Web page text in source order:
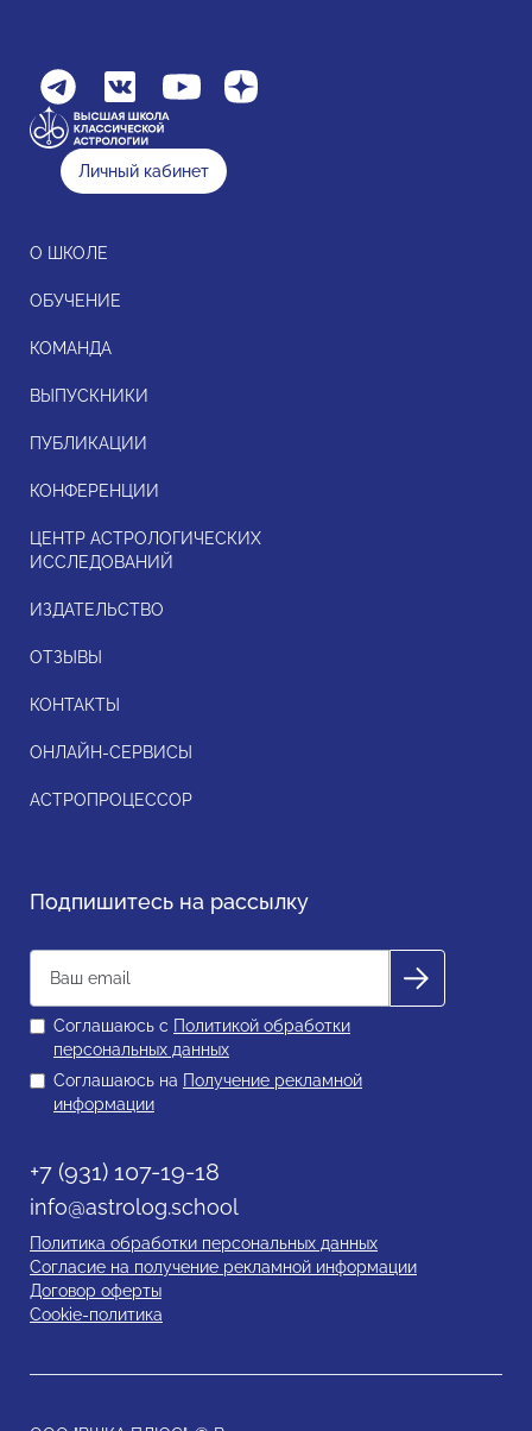
Личный кабинет
О ШКОЛЕ
ОБУЧЕНИЕ
КОМАНДА
ВЫПУСКНИКИ
ПУБЛИКАЦИИ
КОНФЕРЕНЦИИ
ЦЕНТР АСТРОЛОГИЧЕСКИХ
ИССЛЕДОВАНИЙ
ИЗДАТЕЛЬСТВО
ОТЗЫВЫ
КОНТАКТЫ
ОНЛАЙН-СЕРВИСЫ
АСТРОПРОЦЕССОР
Подпишитесь на рассылку
Соглашаюсь с Политикой обработки
персональных данных
Соглашаюсь на Получение рекламной
информации
+7 (931) 107-19-18
info@astrolog.school
Политика обработки персональных данных
Согласие на получение рекламной информации
Договор оферты
Cookie-политика